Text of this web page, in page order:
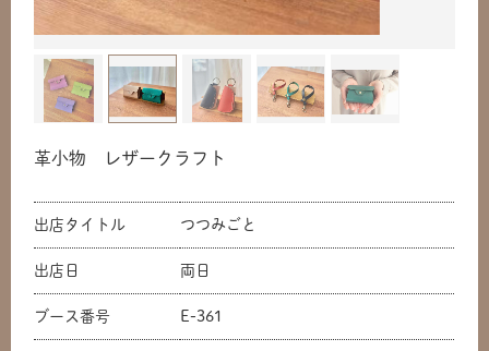
革小物 レザークラフト
出店タイトル つつみごと
出店日 両日
ブース番号 E-361